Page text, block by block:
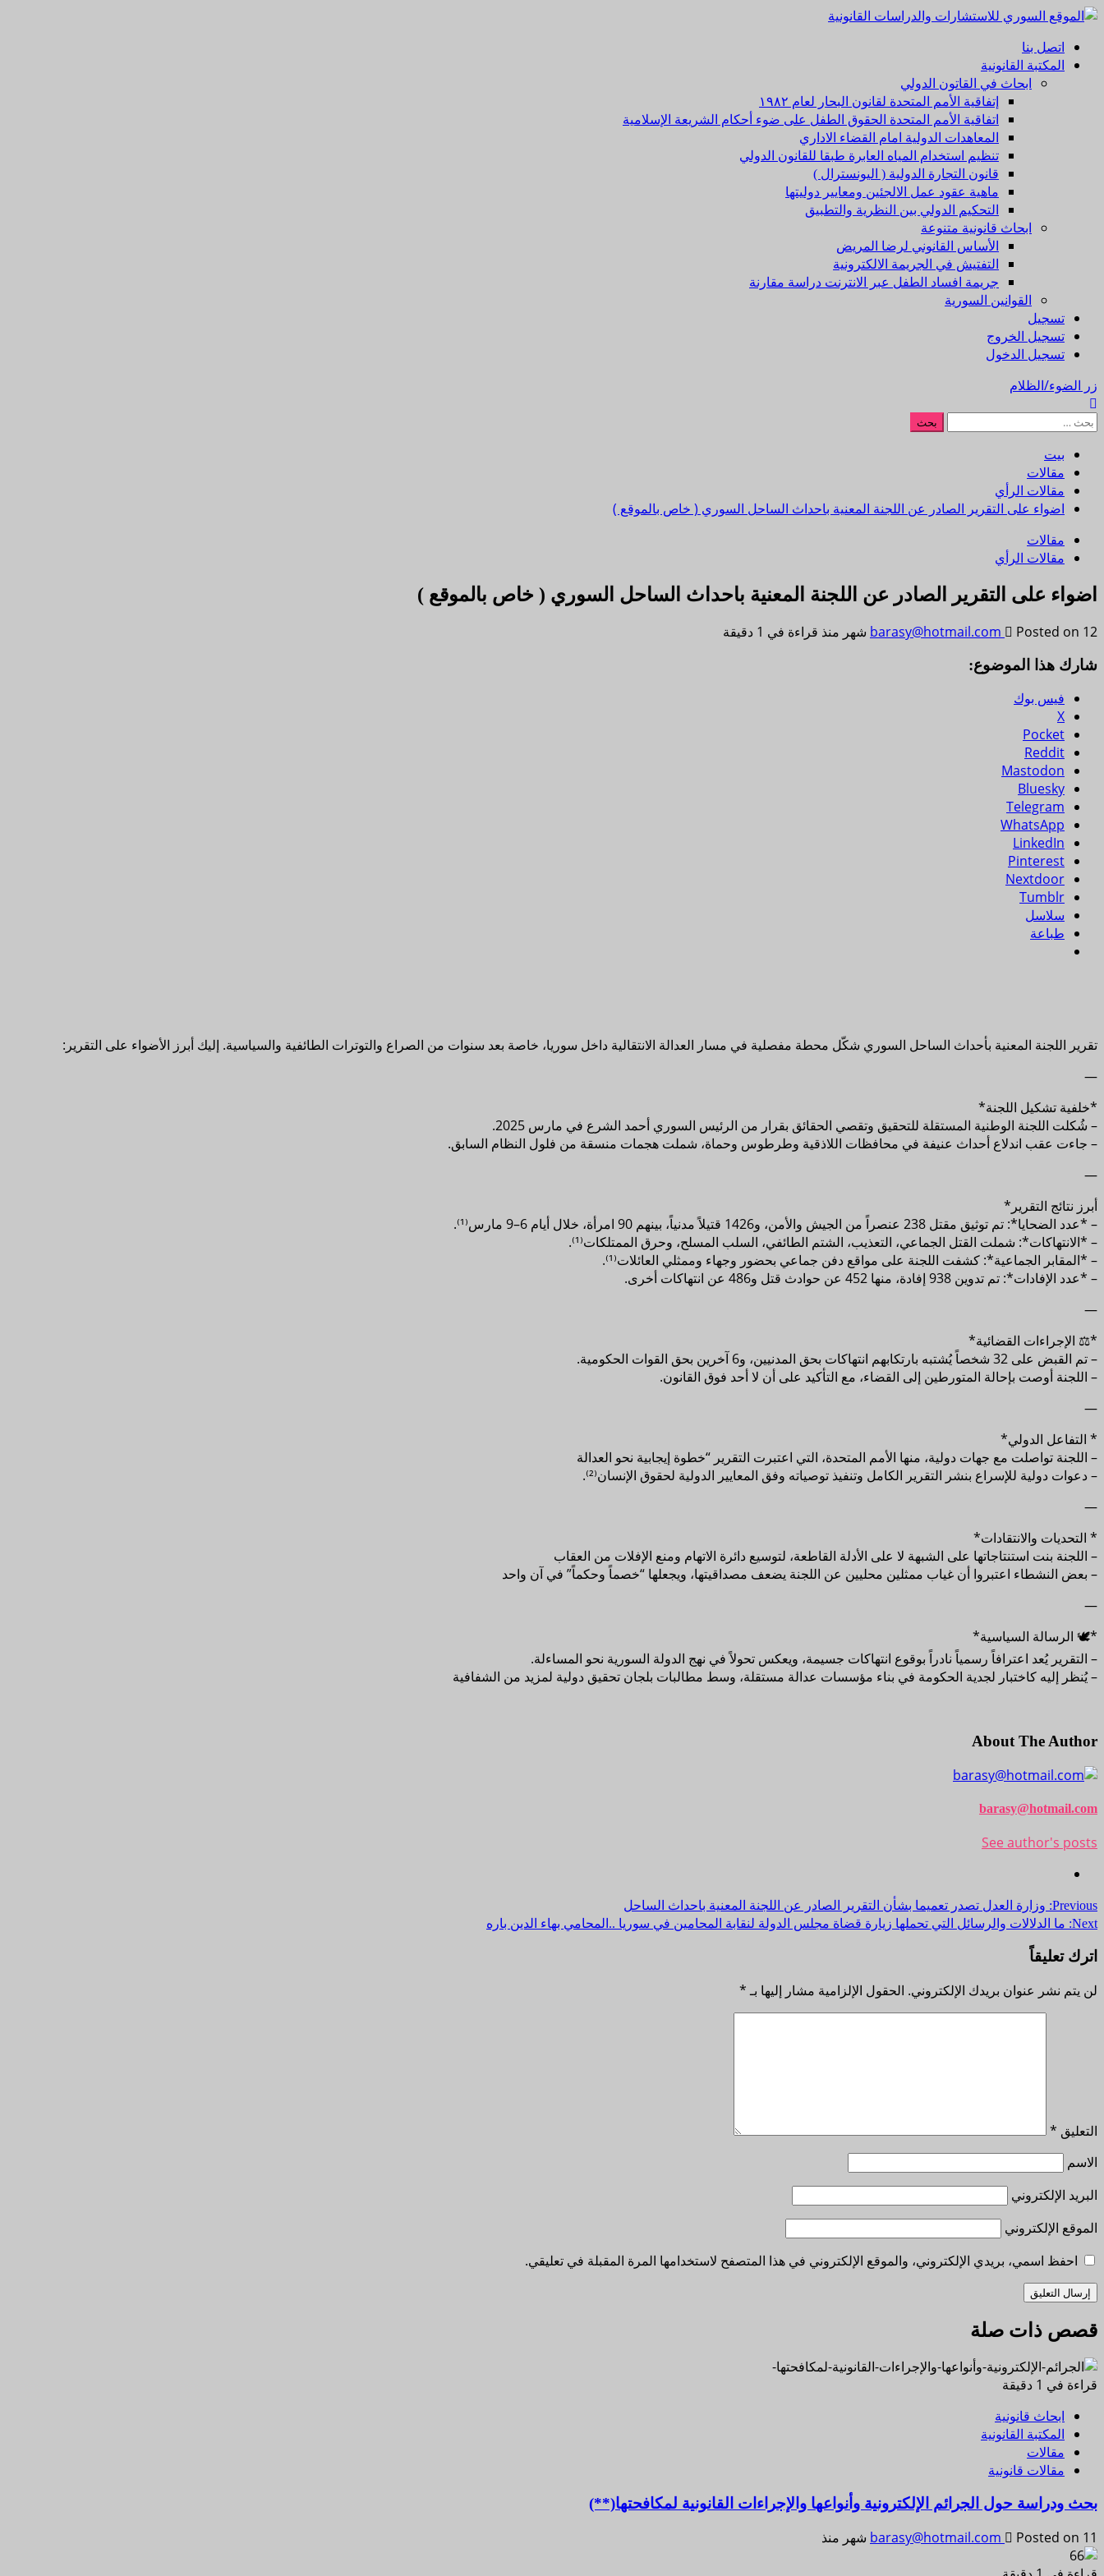
اتصل بنا
المكتبة القانونية
ابحاث في القاتون الدولي
إتفاقية الأمم المتحدة لقانون البحار لعام ۱۹۸۲
اتفاقية الأمم المتحدة الحقوق الطفل على ضوء أحكام الشريعة الإسلامية
المعاهدات الدولية امام القضاء الاداري
تنظيم استخدام المياه العابرة طبقا للقانون الدولي
قانون التجارة الدولية ( اليونسترال )
ماهية عقود عمل الالجئين ومعايير دوليتها
التحكيم الدولي بين النظرية والتطبيق
ابحاث قانونية متنوعة
الأساس القانوني لرضا المريض
التفتيش في الجريمة الالكترونية
جريمة افساد الطفل عبر الانترنت دراسة مقارنة
القوانين السورية
تسجيل
تسجيل الخروج
تسجيل الدخول
زر الضوء/الظلام
بيت
مقالات
مقالات الرأي
اضواء على التقرير الصادر عن اللجنة المعنية باحداث الساحل السوري ( خاص بالموقع )
مقالات
مقالات الرأي
اضواء على التقرير الصادر عن اللجنة المعنية باحداث الساحل السوري ( خاص بالموقع )
barasy@hotmail.com Posted on 12 شهر منذ قراءة في 1 دقيقة
شارك هذا الموضوع:
فيس بوك
X
Pocket
Reddit
Mastodon
Bluesky
Telegram
WhatsApp
LinkedIn
Pinterest
Nextdoor
Tumblr
سلاسل
طباعة
تقرير اللجنة المعنية بأحداث الساحل السوري شكّل محطة مفصلية في مسار العدالة الانتقالية داخل سوريا، خاصة بعد سنوات من الصراع والتوترات الطائفية والسياسية. إليك أبرز الأضواء على التقرير:
—
*خلفية تشكيل اللجنة*
– شُكلت اللجنة الوطنية المستقلة للتحقيق وتقصي الحقائق بقرار من الرئيس السوري أحمد الشرع في مارس 2025.
– جاءت عقب اندلاع أحداث عنيفة في محافظات اللاذقية وطرطوس وحماة، شملت هجمات منسقة من فلول النظام السابق.
—
أبرز نتائج التقرير*
– *عدد الضحايا*: تم توثيق مقتل 238 عنصراً من الجيش والأمن، و1426 قتيلاً مدنياً، بينهم 90 امرأة، خلال أيام 6–9 مارس⁽¹⁾.
– *الانتهاكات*: شملت القتل الجماعي، التعذيب، الشتم الطائفي، السلب المسلح، وحرق الممتلكات⁽¹⁾.
– *المقابر الجماعية*: كشفت اللجنة على مواقع دفن جماعي بحضور وجهاء وممثلي العائلات⁽¹⁾.
– *عدد الإفادات*: تم تدوين 938 إفادة، منها 452 عن حوادث قتل و486 عن انتهاكات أخرى.
—
*⚖️ الإجراءات القضائية*
– تم القبض على 32 شخصاً يُشتبه بارتكابهم انتهاكات بحق المدنيين، و6 آخرين بحق القوات الحكومية.
– اللجنة أوصت بإحالة المتورطين إلى القضاء، مع التأكيد على أن لا أحد فوق القانون.
—
* التفاعل الدولي*
– اللجنة تواصلت مع جهات دولية، منها الأمم المتحدة، التي اعتبرت التقرير “خطوة إيجابية نحو العدالة
– دعوات دولية للإسراع بنشر التقرير الكامل وتنفيذ توصياته وفق المعايير الدولية لحقوق الإنسان⁽²⁾.
—
* التحديات والانتقادات*
– اللجنة بنت استنتاجاتها على الشبهة لا على الأدلة القاطعة، لتوسيع دائرة الاتهام ومنع الإفلات من العقاب
– بعض النشطاء اعتبروا أن غياب ممثلين محليين عن اللجنة يضعف مصداقيتها، ويجعلها “خصماً وحكماً” في آن واحد
—
*🕊️ الرسالة السياسية*
– التقرير يُعد اعترافاً رسمياً نادراً بوقوع انتهاكات جسيمة، ويعكس تحولاً في نهج الدولة السورية نحو المساءلة.
– يُنظر إليه كاختبار لجدية الحكومة في بناء مؤسسات عدالة مستقلة، وسط مطالبات بلجان تحقيق دولية لمزيد من الشفافية
About The Author
barasy@hotmail.com
See author's posts
Previous: وزارة العدل تصدر تعميما بشأن التقرير الصادر عن اللجنة المعنية باحداث الساحل
Next: ما الدلالات والرسائل التي تحملها زيارة قضاة مجلس الدولة لنقابة المحامين في سوريا ..المحامي بهاء الدين باره
اترك تعليقاً
لن يتم نشر عنوان بريدك الإلكتروني. الحقول الإلزامية مشار إليها بـ*
التعليق *
الاسم
البريد الإلكتروني
الموقع الإلكتروني
احفظ اسمي، بريدي الإلكتروني، والموقع الإلكتروني في هذا المتصفح لاستخدامها المرة المقبلة في تعليقي.
قصص ذات صلة
قراءة في 1 دقيقة
ابحاث قانونية
المكتبة القانونية
مقالات
مقالات قانونية
بحث ودراسة حول الجرائم الإلكترونية وأنواعها والإجراءات القانونية لمكافحتها(**)
barasy@hotmail.com
Posted on 11 شهر منذ